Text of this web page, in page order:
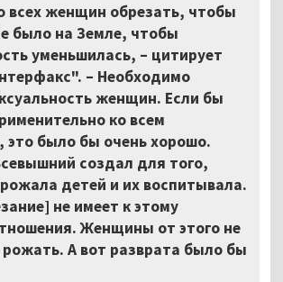
всех женщин обрезать, чтобы
было на Земле, чтобы
уменьшилась, – цитирует
– Необходимо
женщин. Если бы
ко всем
было бы очень хорошо.
создал для того,
детей и их воспитывала.
не имеет к этому
Женщины от этого не
А вот разврата было бы